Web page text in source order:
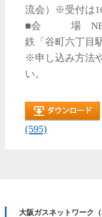
流会）※受付は
■会 場
鉄「谷町六丁目
※申し込み方法
い。
(595)
大阪ガスネットワーク